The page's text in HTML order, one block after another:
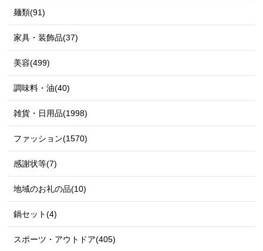
麺類(91)
家具・装飾品(37)
美容(499)
調味料・油(40)
雑貨・日用品(1998)
ファッション(1570)
感謝状等(7)
地域のお礼の品(10)
鍋セット(4)
スポーツ・アウトドア(405)